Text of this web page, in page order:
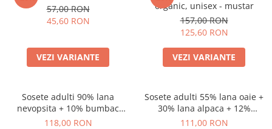
57,00 RON
45,60 RON
VEZI VARIANTE
organic, unisex - mustar
157,00 RON
125,60 RON
VEZI VARIANTE
Sosete adulti 90% lana
nevopsita + 10% bumbac
organic, model Chiara
118,00 RON
Sosete adulti 55% lana oaie +
30% lana alpaca + 12%
bumbac + 3% canepa, model
111,00 RON